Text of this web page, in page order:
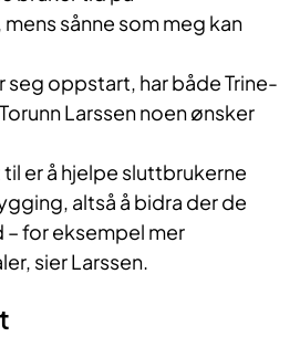
sånne som meg kan
oppstart, har både Trine-
Larssen noen ønsker
til er å hjelpe sluttbrukerne
altså å bidra der de
for eksempel mer
sier Larssen.